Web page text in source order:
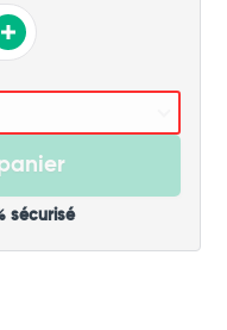
sécurisé